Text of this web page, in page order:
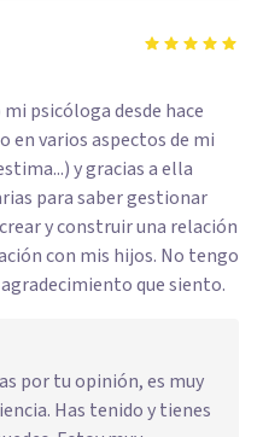
psicóloga desde hace
en varios aspectos de mi
y gracias a ella
para saber gestionar
y construir una relación
con mis hijos. No tengo
que siento.
por tu opinión, es muy
Has tenido y tienes